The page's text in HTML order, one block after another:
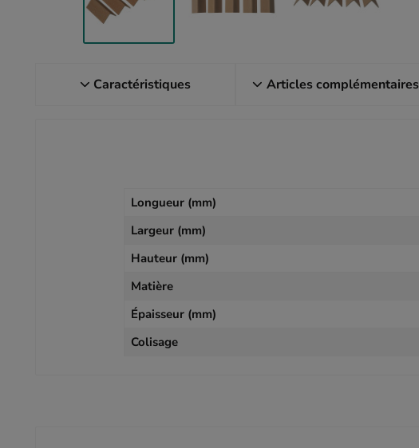
Caractéristiques Articles complémentaires
Longueur (mm)
Largeur (mm)
Hauteur (mm)
Matière
Épaisseur (mm)
Colisage